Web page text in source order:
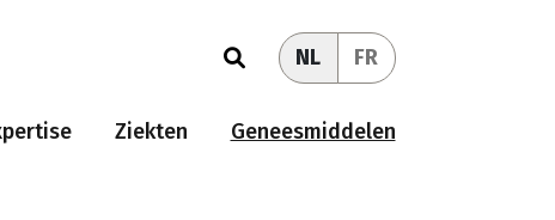
NL FR
Ziekten Geneesmiddelen